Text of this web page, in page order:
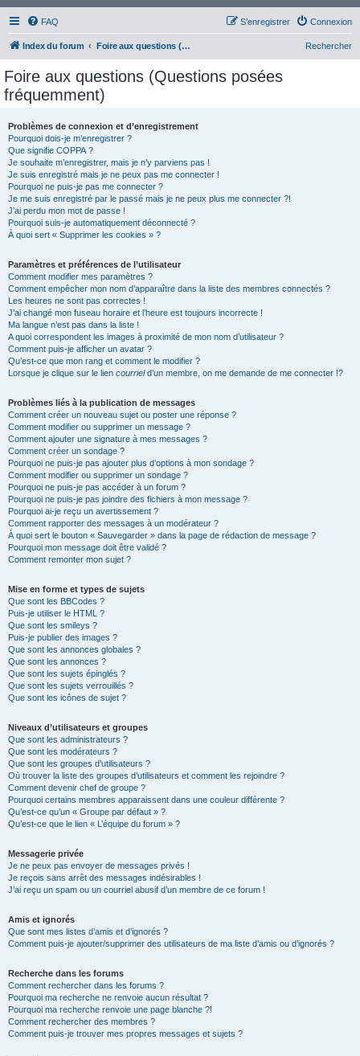
FAQ Connexion
S’enregistrer
Index du forum Foire aux questions (Questions posées fréquemment) Rechercher
Foire aux questions (Questions posées
fréquemment)
Problèmes de connexion et d’enregistrement
Pourquoi dois-je m’enregistrer ?
Que signifie COPPA ?
Je souhaite m’enregistrer, mais je n’y parviens pas !
Je suis enregistré mais je ne peux pas me connecter !
Pourquoi ne puis-je pas me connecter ?
Je me suis enregistré par le passé mais je ne peux plus me connecter ?!
J’ai perdu mon mot de passe !
Pourquoi suis-je automatiquement déconnecté ?
À quoi sert « Supprimer les cookies » ?
Paramètres et préférences de l’utilisateur
Comment modifier mes paramètres ?
Comment empêcher mon nom d’apparaître dans la liste des membres connectés ?
Les heures ne sont pas correctes !
J’ai changé mon fuseau horaire et l’heure est toujours incorrecte !
Ma langue n’est pas dans la liste !
A quoi correspondent les images à proximité de mon nom d’utilisateur ?
Comment puis-je afficher un avatar ?
Qu’est-ce que mon rang et comment le modifier ?
Lorsque je clique sur le lien courrield’un membre, on me demande de me connecter !?
Problèmes liés à la publication de messages
Comment créer un nouveau sujet ou poster une réponse ?
Comment modifier ou supprimer un message ?
Comment ajouter une signature à mes messages ?
Comment créer un sondage ?
Pourquoi ne puis-je pas ajouter plus d’options à mon sondage ?
Comment modifier ou supprimer un sondage ?
Pourquoi ne puis-je pas accéder à un forum ?
Pourquoi ne puis-je pas joindre des fichiers à mon message ?
Pourquoi ai-je reçu un avertissement ?
Comment rapporter des messages à un modérateur ?
À quoi sert le bouton « Sauvegarder » dans la page de rédaction de message ?
Pourquoi mon message doit être validé ?
Comment remonter mon sujet ?
Mise en forme et types de sujets
Que sont les BBCodes ?
Puis-je utiliser le HTML ?
Que sont les smileys ?
Puis-je publier des images ?
Que sont les annonces globales ?
Que sont les annonces ?
Que sont les sujets épinglés ?
Que sont les sujets verrouillés ?
Que sont les icônes de sujet ?
Niveaux d’utilisateurs et groupes
Que sont les administrateurs ?
Que sont les modérateurs ?
Que sont les groupes d’utilisateurs ?
Où trouver la liste des groupes d’utilisateurs et comment les rejoindre ?
Comment devenir chef de groupe ?
Pourquoi certains membres apparaissent dans une couleur différente ?
Qu’est-ce qu’un « Groupe par défaut » ?
Qu’est-ce que le lien « L’équipe du forum » ?
Messagerie privée
Je ne peux pas envoyer de messages privés !
Je reçois sans arrêt des messages indésirables !
J’ai reçu un spam ou un courriel abusif d’un membre de ce forum !
Amis et ignorés
Que sont mes listes d’amis et d’ignorés ?
Comment puis-je ajouter/supprimer des utilisateurs de ma liste d’amis ou d’ignorés ?
Recherche dans les forums
Comment rechercher dans les forums ?
Pourquoi ma recherche ne renvoie aucun résultat ?
Pourquoi ma recherche renvoie une page blanche ?!
Comment rechercher des membres ?
Comment puis-je trouver mes propres messages et sujets ?